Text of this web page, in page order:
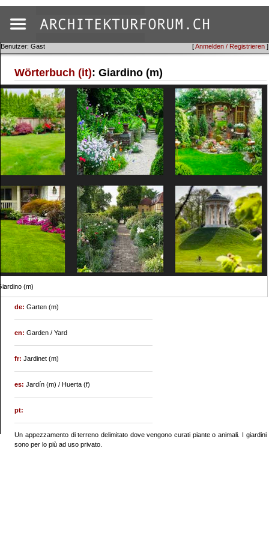
[Anmelden / Registrieren ]
Benutzer: Gast
Wörterbuch (it): Giardino (m)
(m)
de:Garten (m)
en:Garden / Yard
fr:Jardinet (m)
es:Jardín (m) / Huerta (f)
pt:
Un appezzamento di terreno delimitato dove vengono curati piante o animali. I giardini
sono per lo più ad uso privato.